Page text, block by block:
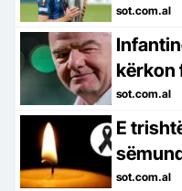
radhët
sot.com.al
kërkon
refuzon
sot.com.al
E
jeta
sot.com.al